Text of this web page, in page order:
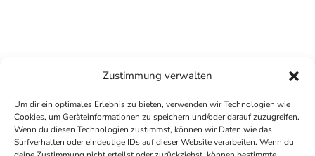
Zustimmung verwalten
Um dir ein optimales Erlebnis zu bieten, verwenden wir Technologien wie
Cookies, um Geräteinformationen zu speichern und/oder darauf zuzugreifen.
Wenn du diesen Technologien zustimmst, können wir Daten wie das
Surfverhalten oder eindeutige IDs auf dieser Website verarbeiten. Wenn du